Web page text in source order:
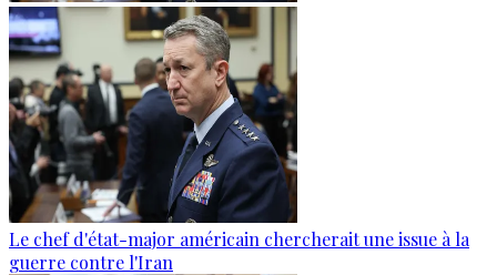
Le chef d'état-major américain chercherait une issue à la
guerre contre l'Iran